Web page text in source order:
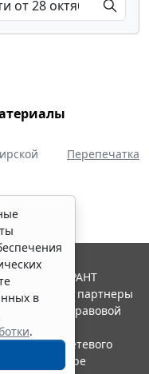
Перепечатка
в
.
Система ГАРАНТ
"Гарант" и ее партнеры
правовой
качестве сетевого
в сфере